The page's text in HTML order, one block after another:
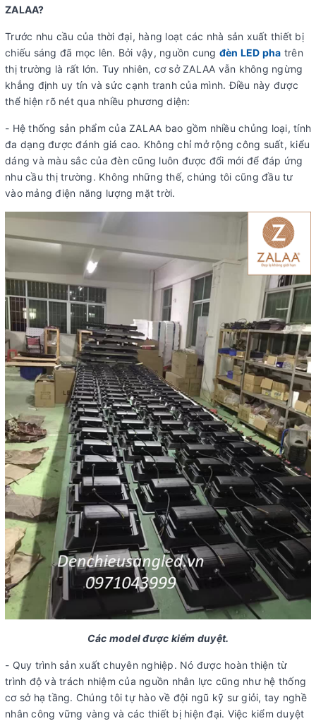
ZALAA?
Trước nhu cầu của thời đại, hàng loạt các nhà sản xuất thiết bị
chiếu sáng đã mọc lên. Bởi vậy, nguồn cung đèn LED pha trên
thị trường là rất lớn. Tuy nhiên, cơ sở ZALAA vẫn không ngừng
khẳng định uy tín và sức cạnh tranh của mình. Điều này được
thể hiện rõ nét qua nhiều phương diện:
- Hệ thống sản phẩm của ZALAA bao gồm nhiều chủng loại, tính
đa dạng được đánh giá cao. Không chỉ mở rộng công suất, kiểu
dáng và màu sắc của đèn cũng luôn được đổi mới để đáp ứng
nhu cầu thị trường. Không những thế, chúng tôi cũng đầu tư
vào mảng điện năng lượng mặt trời.
Các model được kiểm duyệt.
- Quy trình sản xuất chuyên nghiệp. Nó được hoàn thiện từ
trình độ và trách nhiệm của nguồn nhân lực cũng như hệ thống
cơ sở hạ tầng. Chúng tôi tự hào về đội ngũ kỹ sư giỏi, tay nghề
nhân công vững vàng và các thiết bị hiện đại. Việc kiểm duyệt